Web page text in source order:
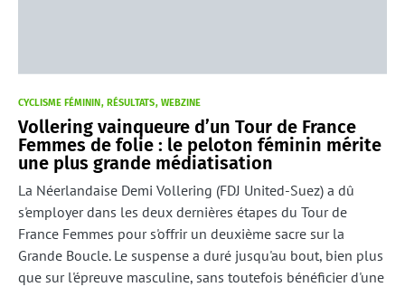
CYCLISME FÉMININ RÉSULTATS WEBZINE
Vollering vainqueure d’un Tour de France
Femmes de folie : le peloton féminin mérite
une plus grande médiatisation
La Néerlandaise Demi Vollering (FDJ United-Suez) a dû
s'employer dans les deux dernières étapes du Tour de
France Femmes pour s'offrir un deuxième sacre sur la
Grande Boucle. Le suspense a duré jusqu'au bout, bien plus
que sur l'épreuve masculine, sans toutefois bénéficier d'une